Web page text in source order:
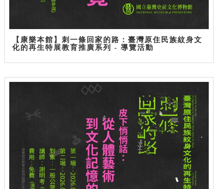
【康樂本館】刺一條回家的路：臺灣原住民族紋身文
化的再生特展教育推廣系列 - 導覽活動